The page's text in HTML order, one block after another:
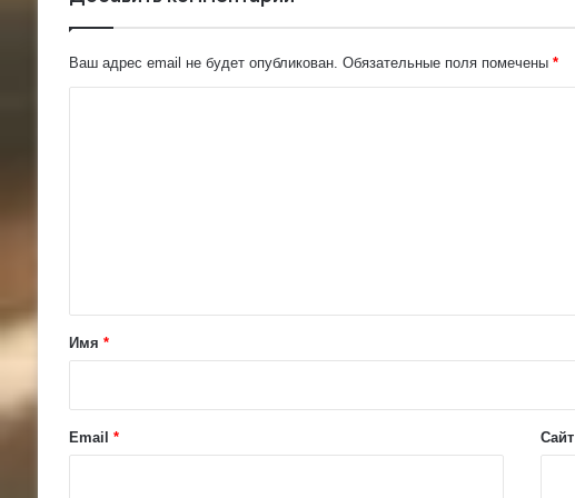
Ваш адрес email не будет опубликован. Обязательные поля помечены *
а
й
Имя *
Email * Сайт